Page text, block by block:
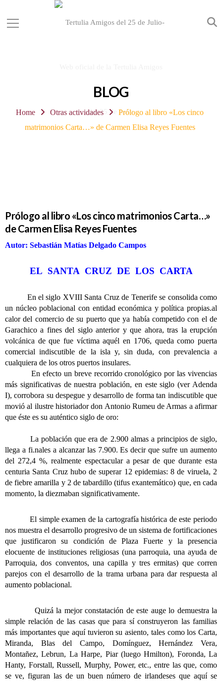
BLOG
Home Otras actividades
Prólogo al libro «Los cinco
matrimonios Carta…» de Carmen Elisa Reyes Fuentes
Prólogo al libro «Los cinco matrimonios Carta…»
de Carmen Elisa Reyes Fuentes
Autor: Sebastián Matías Delgado Campos
EL SANTA CRUZ DE LOS CARTA
En el siglo XVIII Santa Cruz de Tenerife se consolida como
un núcleo poblacional con entidad económica y política propias.al
calor del comercio de su puerto que ya había competido con el de
Garachico a fines del siglo anterior y que ahora, tras la erupción
volcánica de que fue víctima aquél en 1706, queda como puerta
comercial indiscutible de la isla y, sin duda, con prevalencia a
cualquiera de los otros puertos insulares.
En efecto un breve recorrido cronológico por las vivencias
más significativas de nuestra población, en este siglo (ver Adenda
I), corrobora su despegue y desarrollo de forma tan indiscutible que
movió al ilustre historiador don Antonio Rumeu de Armas a afirmar
que éste es su auténtico siglo de oro:
La población que era de 2.900 almas a principios de siglo,
llega a fi.nales a alcanzar las 7.900. Es decir que sufre un aumento
del 272,4 %, realmente espectacular a pesar de que durante esta
centuria Santa Cruz hubo de superar 12 epidemias: 8 de viruela, 2
de fiebre amarilla y 2 de tabardillo (tifus exantemático) que, en cada
momento, la diezmaban significativamente.
El simple examen de la cartografía histórica de este periodo
nos muestra el desarrollo progresivo de un sistema de fortificaciones
que justificaron su condición de Plaza Fuerte y la presencia
elocuente de instituciones religiosas (una parroquia, una ayuda de
Parroquia, dos conventos, una capilla y tres ermitas) que corren
parejos con el desarrollo de la trama urbana para dar respuesta al
aumento poblacional.
Quizá la mejor constatación de este auge lo demuestra la
simple relación de las casas que para sí construyeron las familias
más importantes que aquí tuvieron su asiento, tales como los Carta,
Miranda, Blas del Campo, Domínguez, Hernández Vera,
Montañez, Lebrun, La Harpe, Piar (luego Hmilton), Foronda, La
Hanty, Forstall, Russell, Murphy, Power, etc., entre las que, como
se ve, figuran las de un buen número de irlandeses que aquí se